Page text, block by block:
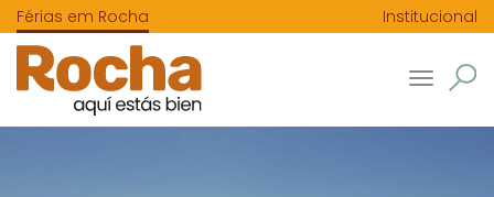
Férias em Rocha Institucional
Toggle